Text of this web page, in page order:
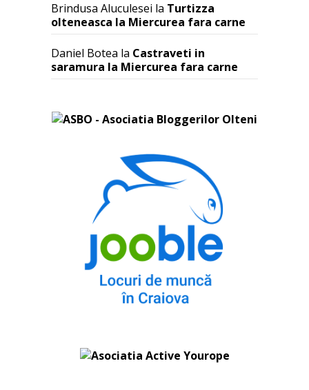
Brindusa Aluculesei la Turtizza
olteneasca la Miercurea fara carne
Daniel Botea la Castraveti in
saramura la Miercurea fara carne